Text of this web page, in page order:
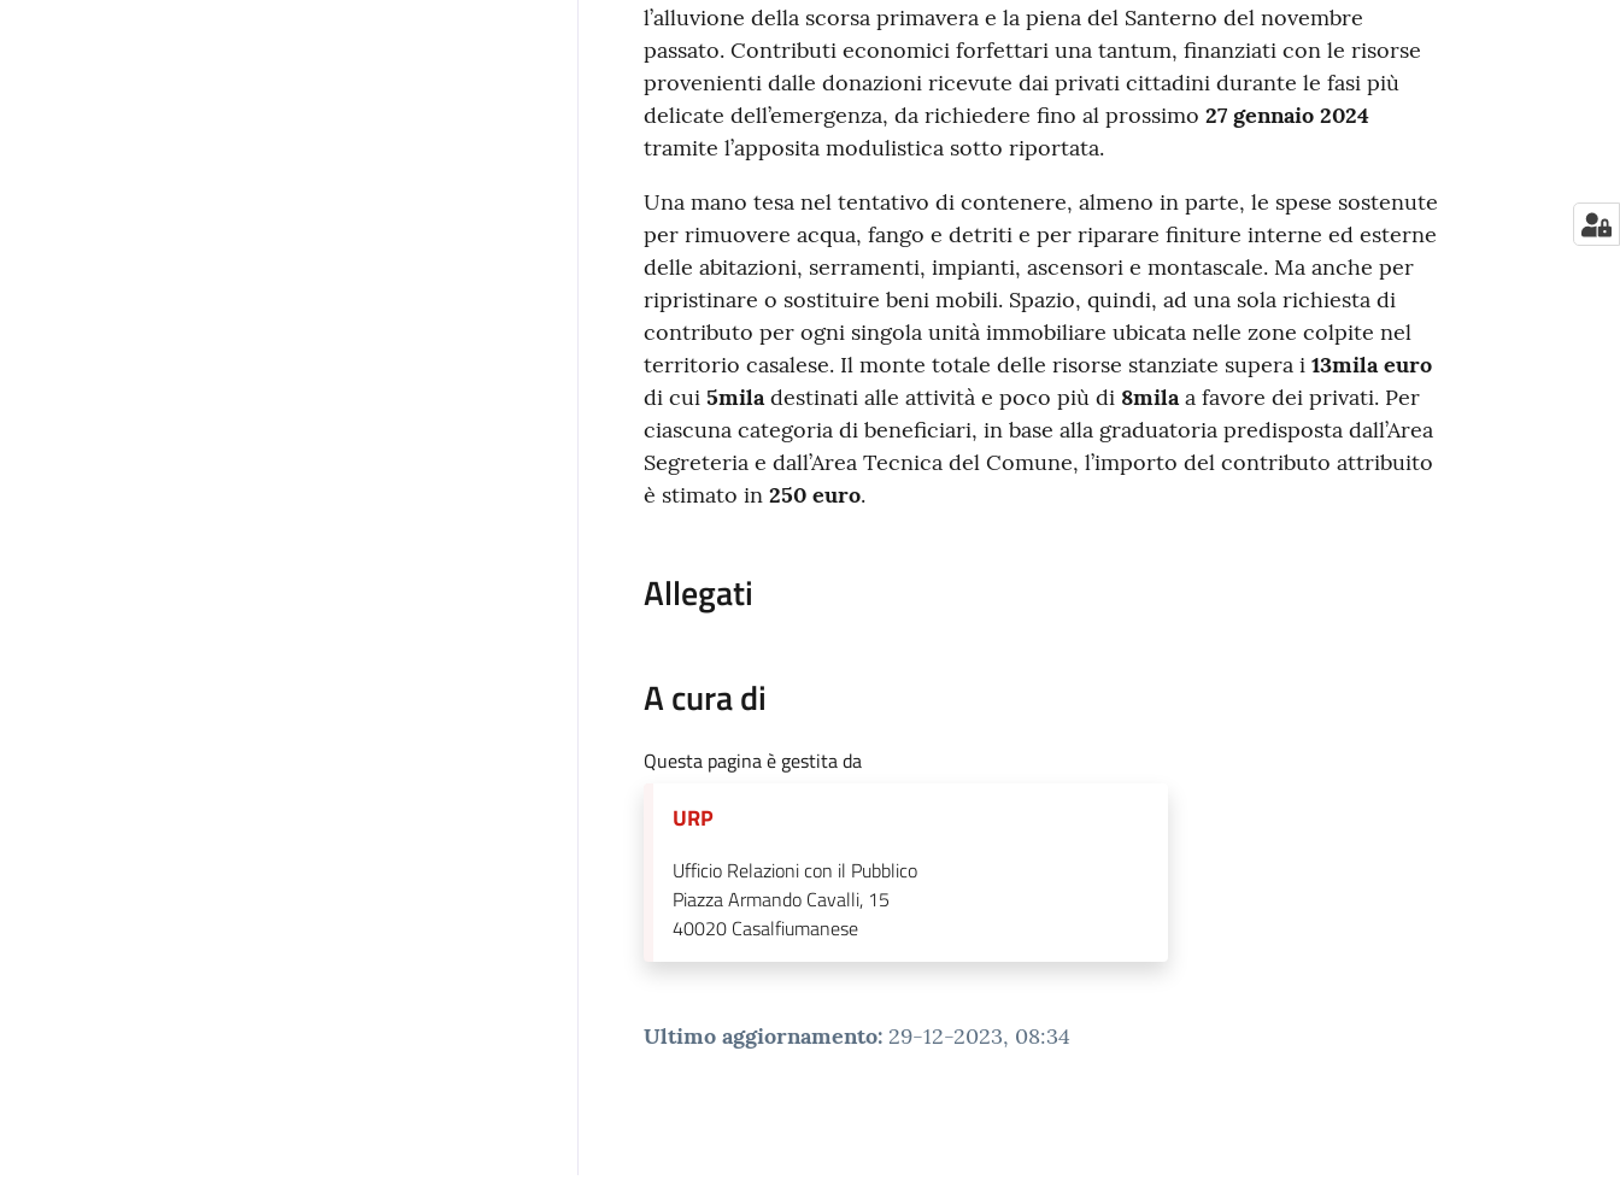
l’alluvione della scorsa primavera e la piena del Santerno del novembre
passato. Contributi economici forfettari una tantum, finanziati con le risorse
provenienti dalle donazioni ricevute dai privati cittadini durante le fasi più
delicate dell’emergenza, da richiedere fino al prossimo 27 gennaio 2024
tramite l’apposita modulistica sotto riportata.
Una mano tesa nel tentativo di contenere, almeno in parte, le spese sostenute
per rimuovere acqua, fango e detriti e per riparare finiture interne ed esterne
delle abitazioni, serramenti, impianti, ascensori e montascale. Ma anche per
ripristinare o sostituire beni mobili. Spazio, quindi, ad una sola richiesta di
contributo per ogni singola unità immobiliare ubicata nelle zone colpite nel
territorio casalese. Il monte totale delle risorse stanziate supera i 13mila euro
di cui 5miladestinati alle attività e poco più di 8milaa favore dei privati. Per
ciascuna categoria di beneficiari, in base alla graduatoria predisposta dall’Area
Segreteria e dall’Area Tecnica del Comune, l’importo del contributo attribuito
è stimato in 250 euro.
Allegati
A cura di
Questa pagina è gestita da
URP
Ufficio Relazioni con il Pubblico
Piazza Armando Cavalli, 15
40020 Casalfiumanese
Ultimo aggiornamento: 29-12-2023, 08:34